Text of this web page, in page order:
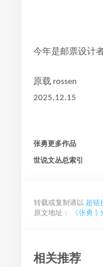
今年是邮票设计
原载 rossen
2025.12.15
张勇更多作品
世说文丛总索引
转载或复制请以 超链
原文地址：
《张勇
相关推荐